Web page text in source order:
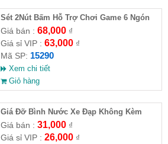
Sét 2Nút Bấm Hỗ Trợ Chơi Game 6 Ngón
G21
Giá bán : 68,000₫
Giá sỉ VIP : 63,000₫
Mã SP: 15290
Xem chi tiết
Giỏ hàng
Giá Đỡ Bình Nước Xe Đạp Không Kèm
Khung Đỡ
Giá bán : 31,000₫
Giá sỉ VIP : 26,000₫